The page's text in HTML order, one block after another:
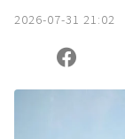
2026-07-31 21:02